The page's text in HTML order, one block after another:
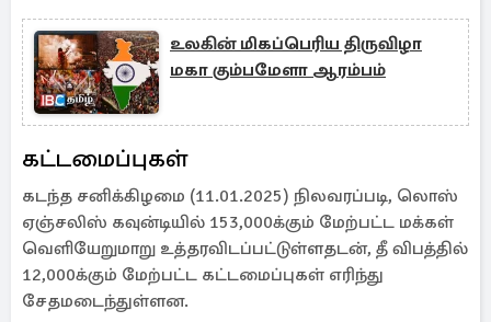
உலகின் மிகப்பெரிய திருவிழா
மகா கும்பமேளா ஆரம்பம்
கட்டமைப்புகள்
கடந்த சனிக்கிழமை (11.01.2025) நிலவரப்படி, லொஸ்
ஏஞ்சலிஸ் கவுன்டியில் 153,000க்கும் மேற்பட்ட மக்கள்
வெளியேறுமாறு உத்தரவிடப்பட்டுள்ளதடன், தீ விபத்தில்
12,000க்கும் மேற்பட்ட கட்டமைப்புகள் எரிந்து
சேதமடைந்துள்ளன.